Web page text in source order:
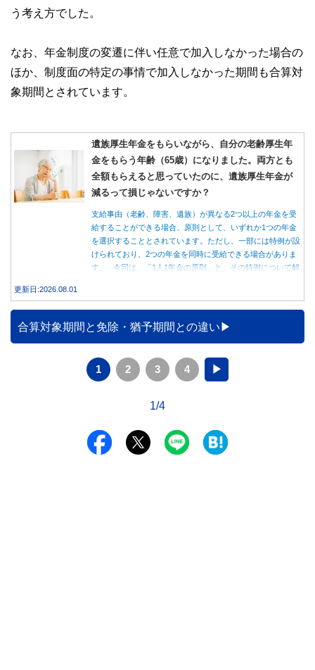
う考え方でした。
なお、年金制度の変遷に伴い任意で加入しなかった場合の
ほか、制度面の特定の事情で加入しなかった期間も合算対
象期間とされています。
遺族厚生年金をもらいながら、自分の老齢厚生年
金をもらう年齢（65歳）になりました。両方とも
全額もらえると思っていたのに、遺族厚生年金が
減るって損じゃないですか？
支給事由（老齢、障害、遺族）が異なる2つ以上の年金を受
給することができる場合、原則として、いずれか1つの年金
を選択することとされています。ただし、一部には特例が設
けられており、2つの年金を同時に受給できる場合がありま
す。 今回は、「1人1年金の原則」と、その特例について解
更新日:2026.08.01
合算対象期間と免除・猶予期間との違い
1 2 3 4 ▶
1/4